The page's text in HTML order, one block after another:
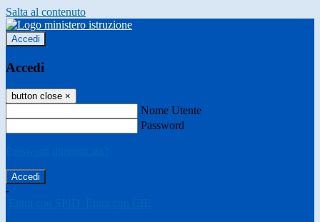
Salta al contenuto
Accedi
Accedi
button close ×
Nome Utente
Password
-